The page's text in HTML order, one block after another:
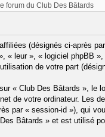
forum du Club Des Bâtards
(désignés ci-après
leur », « logiciel phpBB
de votre part
« Club Des Bâtards », le
de votre ordinateur. Les
par « session-id »), qui
Bâtards » et est utilisé